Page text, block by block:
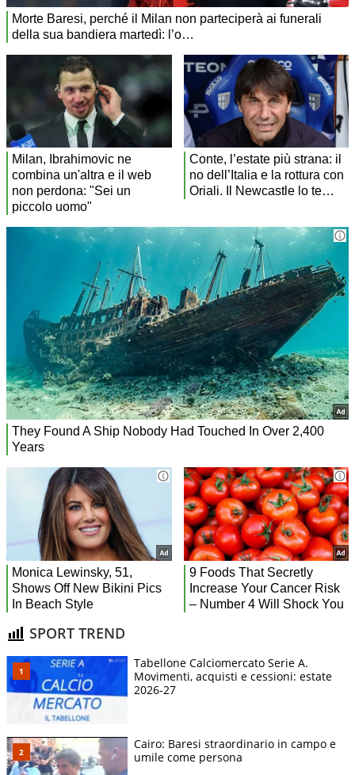
SPORT TREND
Tabellone Calciomercato Serie A.
Movimenti, acquisti e cessioni: estate
2026-27
Cairo: Baresi straordinario in campo e
umile come persona